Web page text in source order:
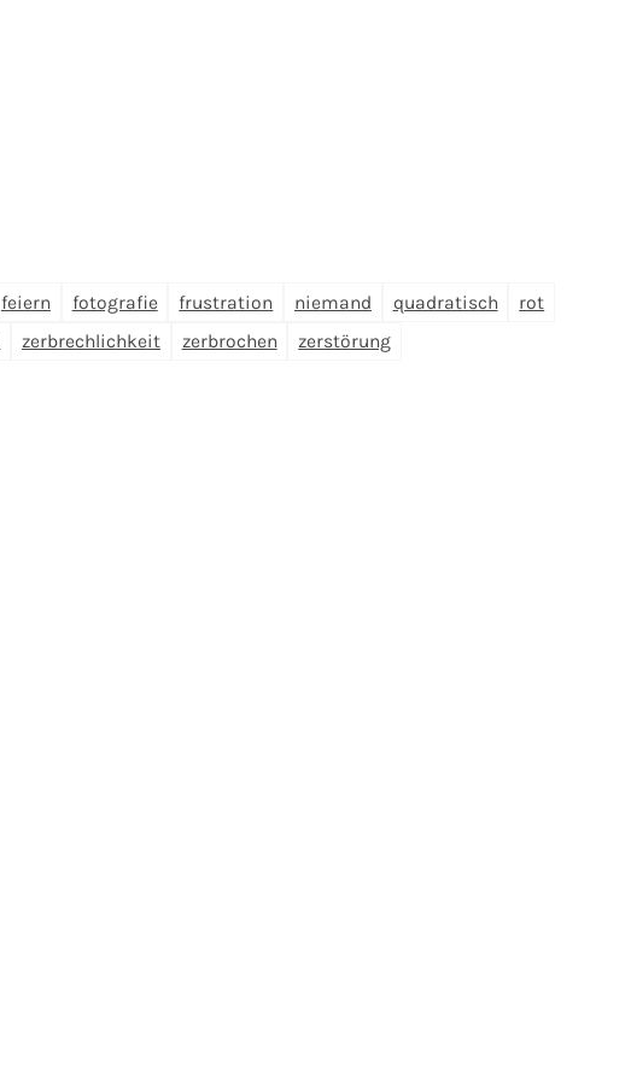
feiern fotografie frustration niemand quadratisch
rot
zerbrechlichkeit zerbrochen zerstörung